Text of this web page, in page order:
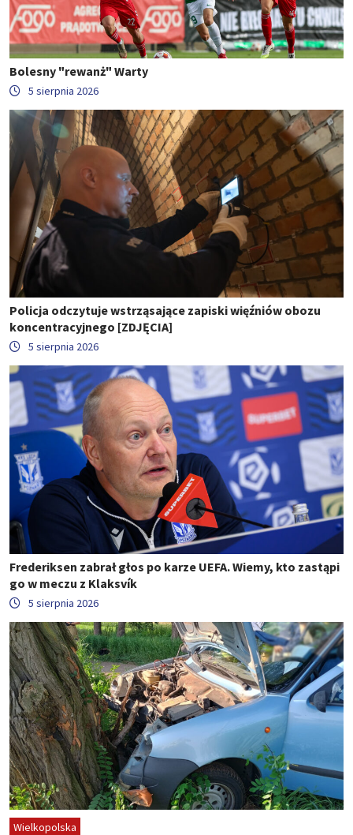
Bolesny "rewanż" Warty
5 sierpnia 2026
Policja odczytuje wstrząsające zapiski więźniów obozu
koncentracyjnego [ZDJĘCIA]
5 sierpnia 2026
Frederiksen zabrał głos po karze UEFA. Wiemy, kto zastąpi
go w meczu z Klaksvík
5 sierpnia 2026
Wielkopolska